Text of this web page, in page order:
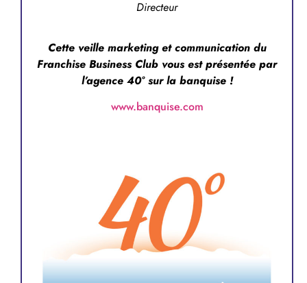
Directeur
Cette veille marketing et communication du
Franchise Business Club vous est présentée par
l’agence 40° sur la banquise !
www.banquise.com